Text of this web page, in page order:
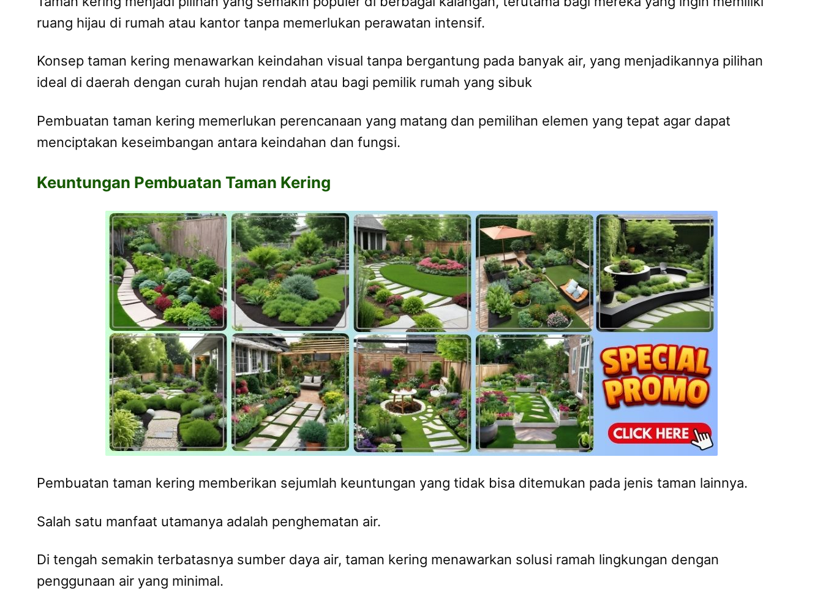
ruang hijau di rumah atau kantor tanpa memerlukan perawatan intensif.
Konsep taman kering menawarkan keindahan visual tanpa bergantung pada banyak air, yang menjadikannya pilihan
ideal di daerah dengan curah hujan rendah atau bagi pemilik rumah yang sibuk
Pembuatan taman kering memerlukan perencanaan yang matang dan pemilihan elemen yang tepat agar dapat
menciptakan keseimbangan antara keindahan dan fungsi.
Keuntungan Pembuatan Taman Kering
Pembuatan taman kering memberikan sejumlah keuntungan yang tidak bisa ditemukan pada jenis taman lainnya.
Salah satu manfaat utamanya adalah penghematan air.
Di tengah semakin terbatasnya sumber daya air, taman kering menawarkan solusi ramah lingkungan dengan
penggunaan air yang minimal.